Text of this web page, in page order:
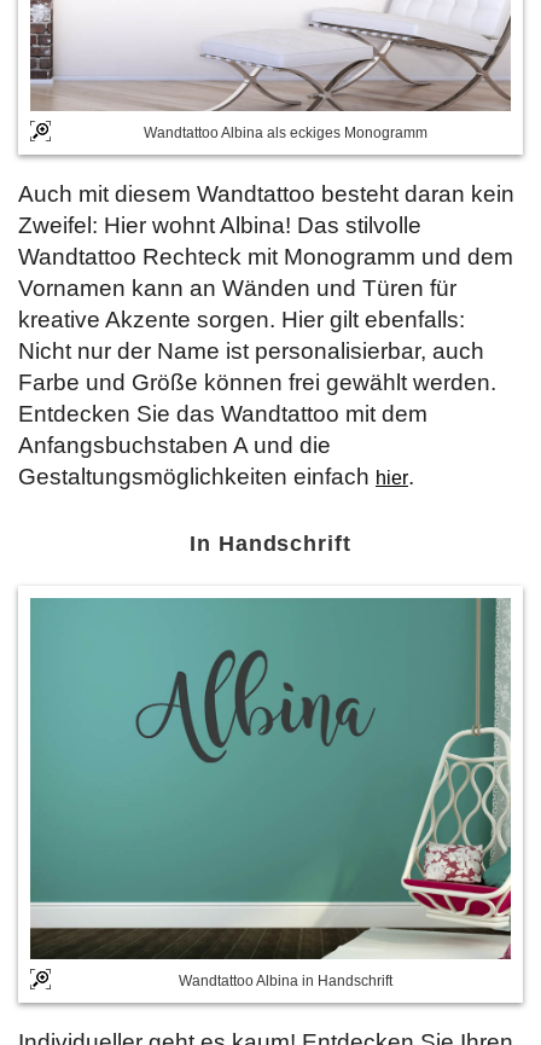
Wandtattoo Albina als eckiges Monogramm
Auch mit diesem Wandtattoo besteht daran kein
Zweifel: Hier wohnt Albina! Das stilvolle
Wandtattoo Rechteck mit Monogramm und dem
Vornamen kann an Wänden und Türen für
kreative Akzente sorgen. Hier gilt ebenfalls:
Nicht nur der Name ist personalisierbar, auch
Farbe und Größe können frei gewählt werden.
Entdecken Sie das Wandtattoo mit dem
Anfangsbuchstaben A und die
Gestaltungsmöglichkeiten einfach hier.
In Handschrift
Wandtattoo Albina in Handschrift